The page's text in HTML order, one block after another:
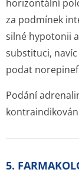
horizontální
za podmínek
silné hypotonii
substituci,
podat
Podání
5.